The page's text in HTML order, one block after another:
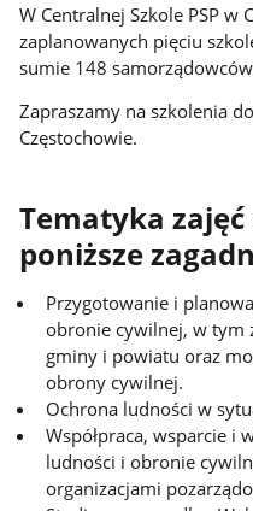
W Centralnej Szkole PSP w
zaplanowanych pięciu
sumie 148
Zapraszamy na szkolenia
Częstochowie.
Tematyka zajęć
poniższe
Przygotowanie i
obronie cywilnej, w tym
gminy i powiatu oraz
obrony cywilnej.
Ochrona ludności w
Współpraca, wsparcie i
ludności i obronie
organizacjami